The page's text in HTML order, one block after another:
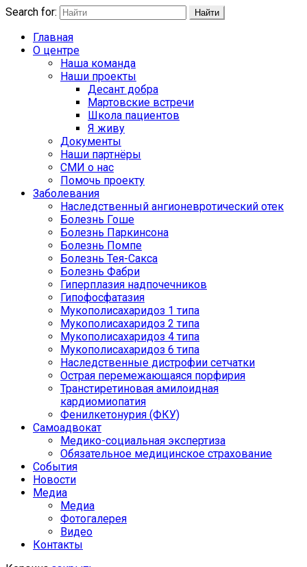
Search for: Найти
Главная
О центре
Наша команда
Наши проекты
Десант добра
Мартовские встречи
Школа пациентов
Я живу
Документы
Наши партнёры
СМИ о нас
Помочь проекту
Заболевания
Наследственный ангионевротический отек
Болезнь Гоше
Болезнь Паркинсона
Болезнь Помпе
Болезнь Тея-Сакса
Болезнь Фабри
Гиперплазия надпочечников
Гипофосфатазия
Мукополисахаридоз 1 типа
Мукополисахаридоз 2 типа
Мукополисахаридоз 4 типа
Мукополисахаридоз 6 типа
Наследственные дистрофии сетчатки
Острая перемежающаяся порфирия
Транстиретиновая амилоидная
кардиомиопатия
Фенилкетонурия (ФКУ)
Самоадвокат
Медико-социальная экспертиза
Обязательное медицинское страхование
События
Новости
Медиа
Медиа
Фотогалерея
Видео
Контакты